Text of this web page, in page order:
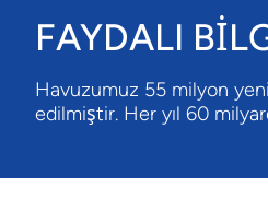
FAYDALI
Havuzumuz 55 milyon
edilmiştir. Her yıl 60